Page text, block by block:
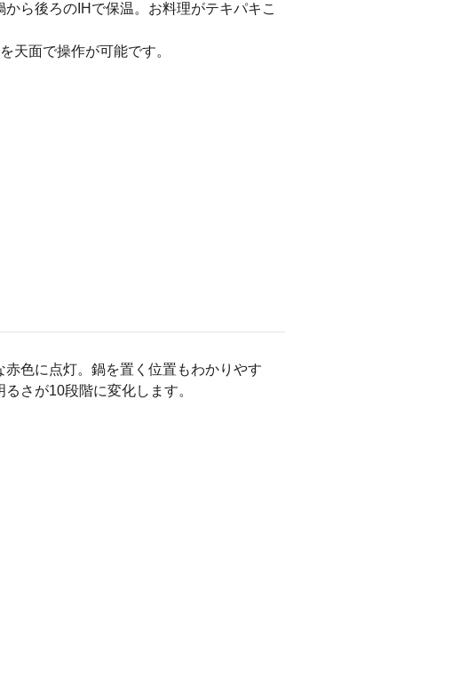
ら後ろのIHで保温。お料理がテキパキこ
天面で操作が可能です。
赤色に点灯。鍋を置く位置もわかりやす
さが10段階に変化します。